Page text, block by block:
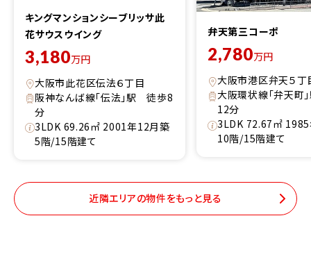
キングマンションシーブリッサ此
花サウスウイング
3,180万円
大阪市此花区伝法６丁目
阪神なんば線「伝法」駅 徒歩8
分
3LDK 69.26㎡ 2001年12月築
5階/15階建て
弁天第三コーポ
2,780万円
大阪市港区弁天５丁
大阪環状線「弁天町
12分
3LDK 72.67㎡
10階/15階建て
近隣エリアの物件をもっと見る